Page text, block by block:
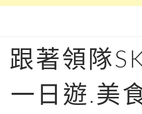
跟著領隊
一日遊.美